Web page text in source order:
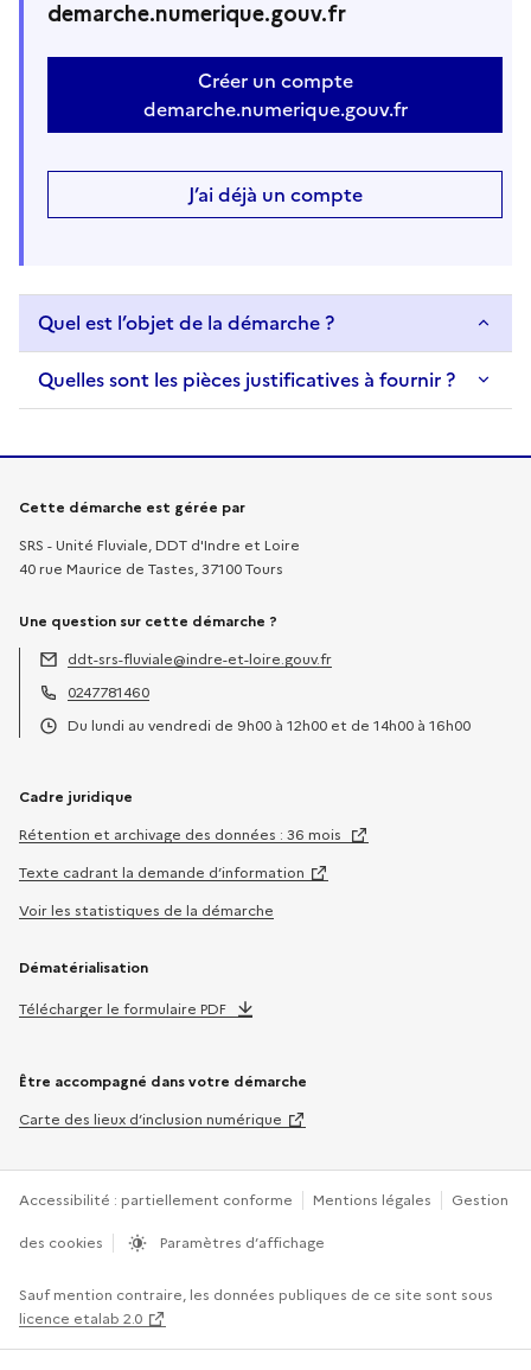
demarche.numerique.gouv.fr
Créer un compte
demarche.numerique.gouv.fr
J’ai déjà un compte
Quel est l’objet de la démarche ?
Quelles sont les pièces justificatives à fournir ?
Informations sur la démarche
Cette démarche est gérée par
SRS - Unité Fluviale, DDT d'Indre et Loire
40 rue Maurice de Tastes, 37100 Tours
Une question sur cette démarche ?
Adresse électronique :
ddt-srs-fluviale@indre-et-loire.gouv.fr
Téléphone :
0247781460
Du lundi au vendredi de 9h00 à 12h00 et de 14h00 à 16h00
Cadre juridique
Rétention et archivage des données : 36 mois
Texte cadrant la demande d’information
Voir les statistiques de la démarche
Dématérialisation
Télécharger le formulaire PDF
Être accompagné dans votre démarche
Carte des lieux d’inclusion numérique
Accessibilité : partiellement conforme Mentions légales Gestion
des cookies Paramètres d’affichage
Sauf mention contraire, les données publiques de ce site sont sous
licence etalab 2.0